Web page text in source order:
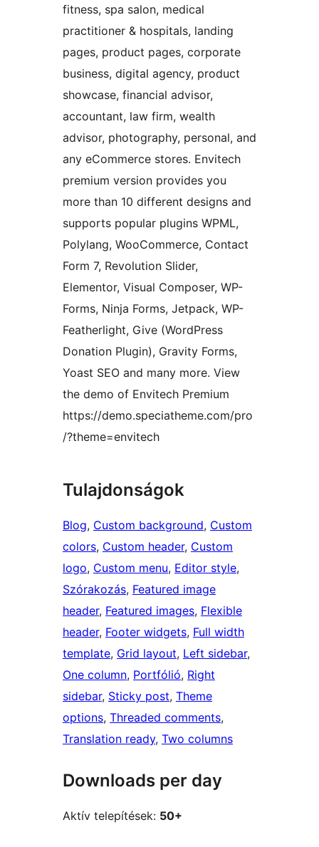
fitness, spa salon, medical
practitioner & hospitals, landing
pages, product pages, corporate
business, digital agency, product
showcase, financial advisor,
accountant, law firm, wealth
advisor, photography, personal, and
any eCommerce stores. Envitech
premium version provides you
more than 10 different designs and
supports popular plugins WPML,
Polylang, WooCommerce, Contact
Form 7, Revolution Slider,
Elementor, Visual Composer, WP-
Forms, Ninja Forms, Jetpack, WP-
Featherlight, Give (WordPress
Donation Plugin), Gravity Forms,
Yoast SEO and many more. View
the demo of Envitech Premium
https://demo.speciatheme.com/pro
/?theme=envitech
Tulajdonságok
Blog, Custom background, Custom
colors, Custom header, Custom
logo, Custom menu, Editor style
Szórakozás, Featured image
header, Featured images, Flexible
header, Footer widgets, Full width
template, Grid layout, Left sidebar
One column, Portfólió, Right
sidebar, Sticky post, Theme
options, Threaded comments
Translation ready, Two columns
Downloads per day
Aktív telepítések: 50+